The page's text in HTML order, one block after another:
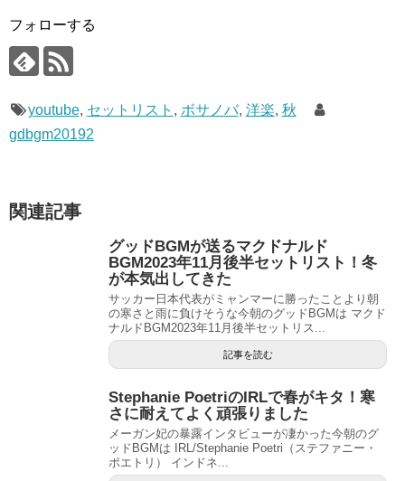
フォローする
youtube, セットリスト , ボサノバ, 洋楽, 秋
gdbgm20192
関連記事
グッドBGMが送るマクドナルド
BGM2023年11月後半セットリスト！冬
が本気出してきた
サッカー日本代表がミャンマーに勝ったことより朝
の寒さと雨に負けそうな今朝のグッドBGMは マクド
ナルドBGM2023年11月後半セットリス...
記事を読む
Stephanie PoetriのIRLで春がキタ！寒
さに耐えてよく頑張りました
メーガン妃の暴露インタビューが凄かった今朝のグ
ッドBGMは IRL/Stephanie Poetri（ステファニー・
ポエトリ） インドネ...